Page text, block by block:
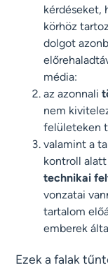
kérdéseket,
körhöz
dolgot
média:
az azonnali
nem
felületeken
valamint a
kontroll
technikai
vonzatai
tartalom
emberek
Ezek a falak